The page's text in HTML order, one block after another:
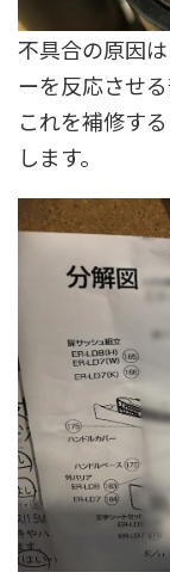
不具合の原因
ーを反応させ
これを補修す
します。